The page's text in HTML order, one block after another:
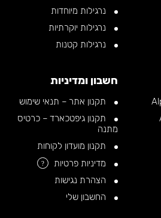
נרגילות מיוחדות
נרגילות יוקרתיות
נרגילות קטנות
חשבון ומדיניות
תקנון אתר – תנאי שימוש
תקנון גיפטכארד – כרטיס
מתנה
תקנון מועדון לקוחות
מדיניות פרטיות
?
הצהרת נגישות
החשבון שלי